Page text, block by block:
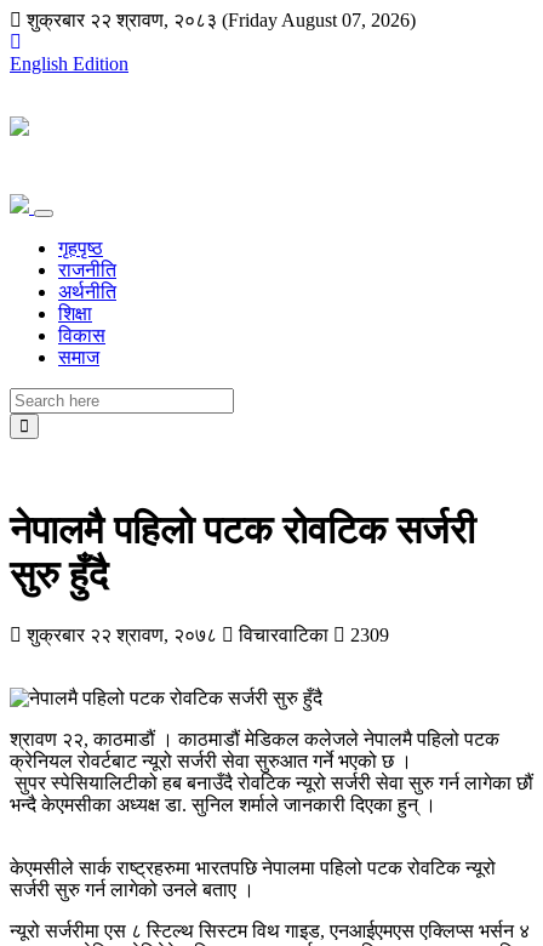
शुक्रबार २२ श्रावण, २०८३ (Friday August 07, 2026)
English Edition
गृहपृष्ठ
राजनीति
अर्थनीति
शिक्षा
विकास
समाज
नेपालमै पहिलो पटक रोवटिक सर्जरी
सुरु हुँदै
शुक्रबार २२ श्रावण, २०७८ विचारवाटिका 2309
श्रावण २२, काठमाडौं । काठमाडौं मेडिकल कलेजले नेपालमै पहिलो पटक
क्रेनियल रोवर्टबाट न्यूरो सर्जरी सेवा सुरुआत गर्ने भएको छ ।
सुपर स्पेसियालिटीको हब बनाउँदै रोवटिक न्यूरो सर्जरी सेवा सुरु गर्न लागेका छौं
भन्दै केएमसीका अध्यक्ष डा. सुनिल शर्माले जानकारी दिएका हुन् ।
केएमसीले सार्क राष्ट्रहरुमा भारतपछि नेपालमा पहिलो पटक रोवटिक न्यूरो
सर्जरी सुरु गर्न लागेको उनले बताए ।
न्यूरो सर्जरीमा एस ८ स्टिल्थ सिस्टम विथ गाइड, एनआईएमएस एक्लिप्स भर्सन ४